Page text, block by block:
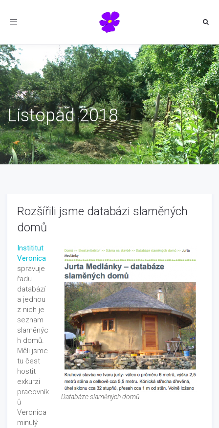
Toggle
Listopad 2018
Rozšířili jsme databázi slaměných
domů
Databáze slaměných domů
Instititut
Veronica
spravuje
řadu
databází
a jednou
z nich je
seznam
slaměnýc
h domů.
Měli jsme
tu čest
hostit
exkurzi
pracovník
ů
Veronica
minulý